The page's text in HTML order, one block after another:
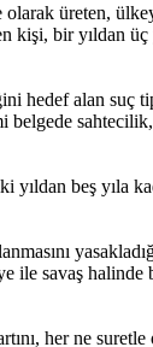
üreten,
kişi, bir yıldan
hedef alan suç
belgede
beş yıla
ile savaş
her ne